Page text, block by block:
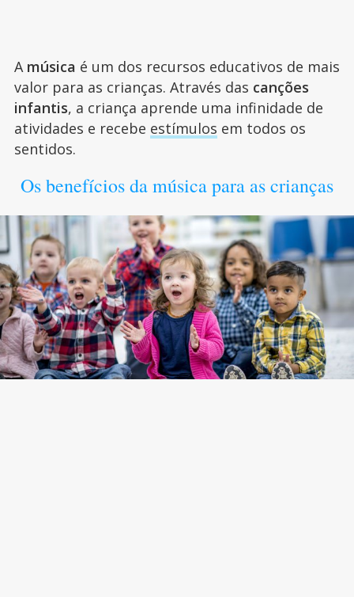
A música é um dos recursos educativos de mais
valor para as crianças. Através das canções
infantis, a criança aprende uma infinidade de
atividades e recebe estímulos em todos os
sentidos.
Os benefícios da música para as crianças